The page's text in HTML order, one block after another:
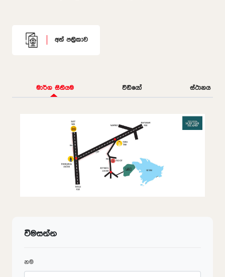
අත් පත්‍රිකාව
මාර්ග සිතියම වීඩියෝ ස්ථානය
විමසන්න
නම